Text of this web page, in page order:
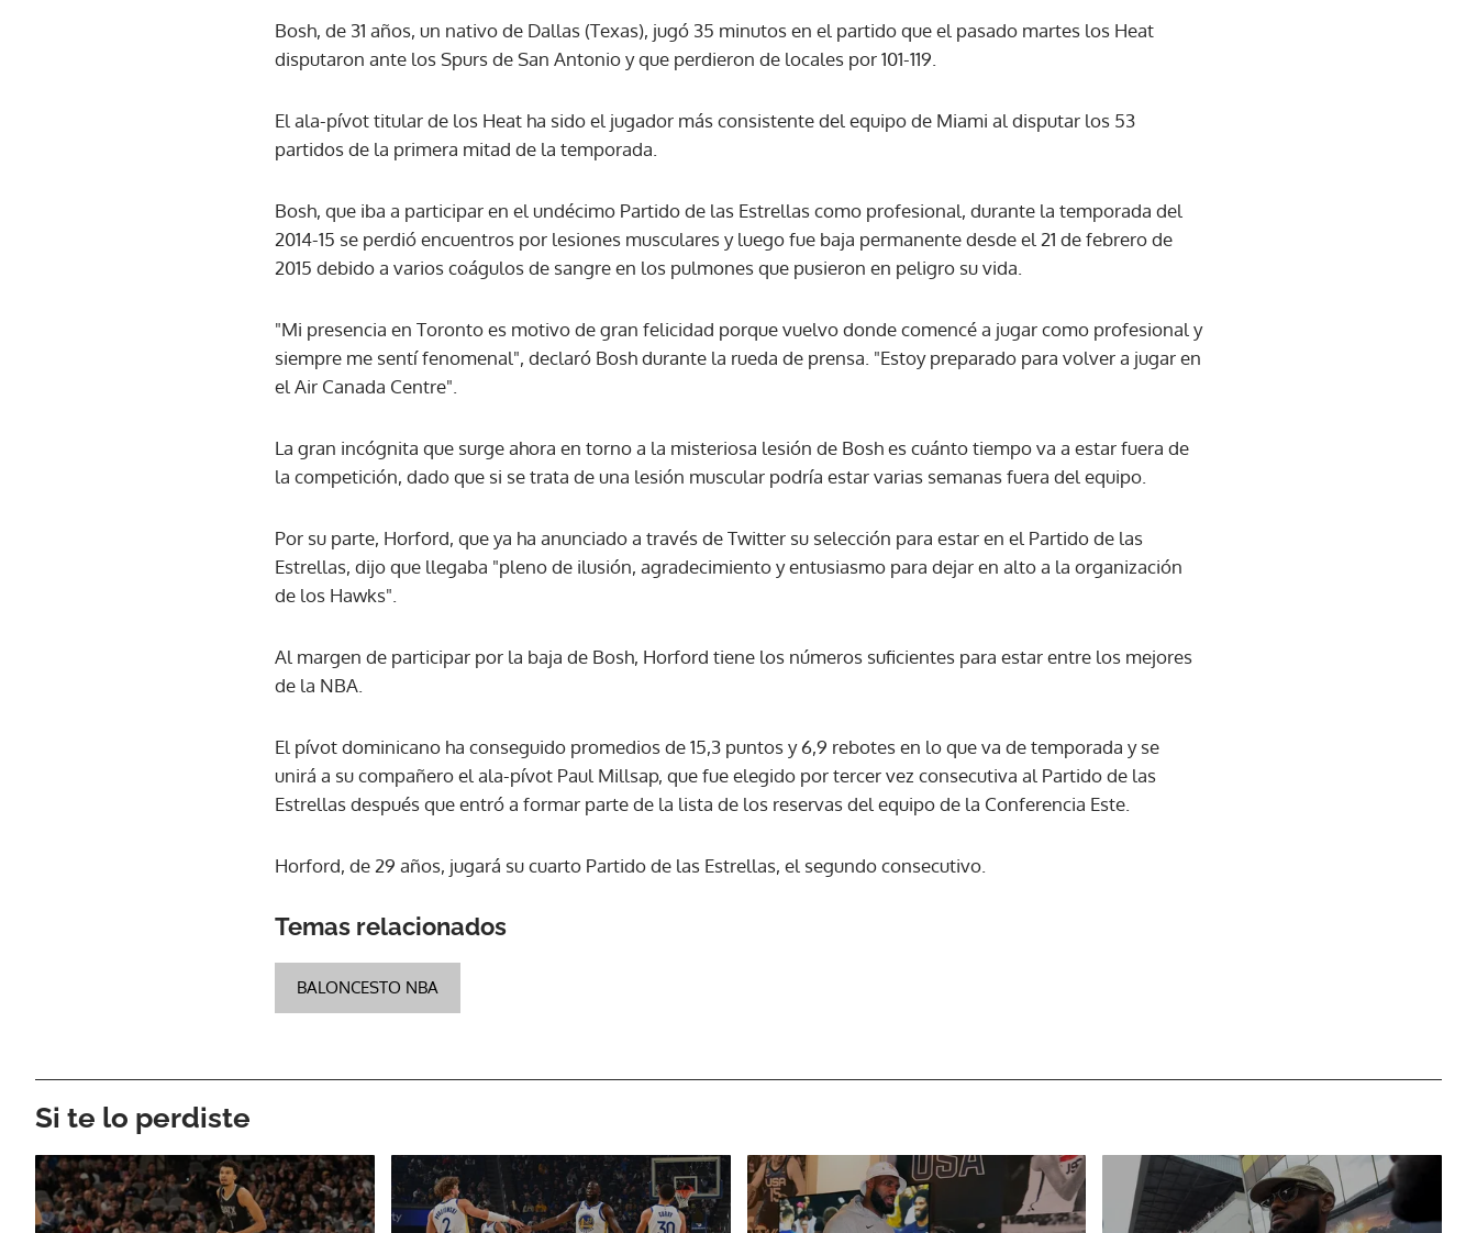
Bosh, de 31 años, un nativo de Dallas (Texas), jugó 35 minutos en el partido que el pasado martes los Heat
disputaron ante los Spurs de San Antonio y que perdieron de locales por 101-119.
El ala-pívot titular de los Heat ha sido el jugador más consistente del equipo de Miami al disputar los 53
partidos de la primera mitad de la temporada.
Bosh, que iba a participar en el undécimo Partido de las Estrellas como profesional, durante la temporada del
2014-15 se perdió encuentros por lesiones musculares y luego fue baja permanente desde el 21 de febrero de
2015 debido a varios coágulos de sangre en los pulmones que pusieron en peligro su vida.
"Mi presencia en Toronto es motivo de gran felicidad porque vuelvo donde comencé a jugar como profesional y
siempre me sentí fenomenal", declaró Bosh durante la rueda de prensa. "Estoy preparado para volver a jugar en
el Air Canada Centre".
La gran incógnita que surge ahora en torno a la misteriosa lesión de Bosh es cuánto tiempo va a estar fuera de
la competición, dado que si se trata de una lesión muscular podría estar varias semanas fuera del equipo.
Por su parte, Horford, que ya ha anunciado a través de Twitter su selección para estar en el Partido de las
Estrellas, dijo que llegaba "pleno de ilusión, agradecimiento y entusiasmo para dejar en alto a la organización
de los Hawks".
Al margen de participar por la baja de Bosh, Horford tiene los números suficientes para estar entre los mejores
de la NBA.
El pívot dominicano ha conseguido promedios de 15,3 puntos y 6,9 rebotes en lo que va de temporada y se
unirá a su compañero el ala-pívot Paul Millsap, que fue elegido por tercer vez consecutiva al Partido de las
Estrellas después que entró a formar parte de la lista de los reservas del equipo de la Conferencia Este.
Horford, de 29 años, jugará su cuarto Partido de las Estrellas, el segundo consecutivo.
Temas relacionados
BALONCESTO NBA
Si te lo perdiste